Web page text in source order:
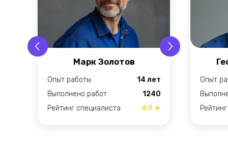
Опыт работы
Выполнено работ
Рейтинг специалиста
Марк Золотов
14 лет
1240
4,9 ★
Опыт